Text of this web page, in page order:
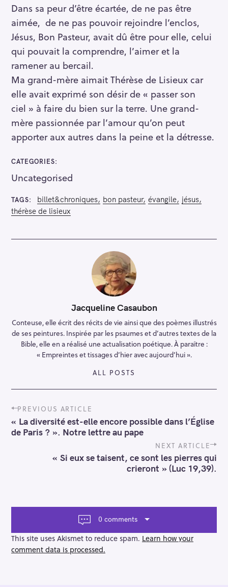
Dans sa peur d’être écartée, de ne pas être
aimée, de ne pas pouvoir rejoindre l’enclos,
Jésus, Bon Pasteur, avait dû être pour elle, celui
qui pouvait la comprendre, l’aimer et la
ramener au bercail.
Ma grand-mère aimait Thérèse de Lisieux car
elle avait exprimé son désir de « passer son
ciel » à faire du bien sur la terre. Une grand-
mère passionnée par l’amour qu’on peut
apporter aux autres dans la peine et la détresse.
CATEGORIES
Uncategorised
TAGS billet&chroniques bon pasteur évangile
jésus
thérèse de lisieux
Jacqueline Casaubon
Conteuse, elle écrit des récits de vie ainsi que des poèmes illustrés
de ses peintures. Inspirée par les psaumes et d’autres textes de la
Bible, elle en a réalisé une actualisation poétique. À paraître :
« Empreintes et tissages d’hier avec aujourd’hui ».
ALL POSTS
P
s
t
t
n
PREVIOUS ARTICLE
« La diversité est-elle encore possible dans l’Église
de Paris ? ». Notre lettre au pape
NEXT ARTICLE
« Si eux se taisent, ce sont les pierres qui
crieront » (Luc 19,39).
0 comments
This site uses Akismet to reduce spam. Learn how your
comment data is processed.